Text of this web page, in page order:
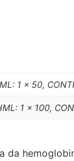
1 x 50,
1 x 100,